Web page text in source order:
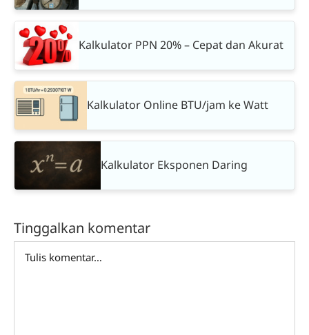
Kalkulator PPN 20% – Cepat dan Akurat
Kalkulator Online BTU/jam ke Watt
Kalkulator Eksponen Daring
Tinggalkan komentar